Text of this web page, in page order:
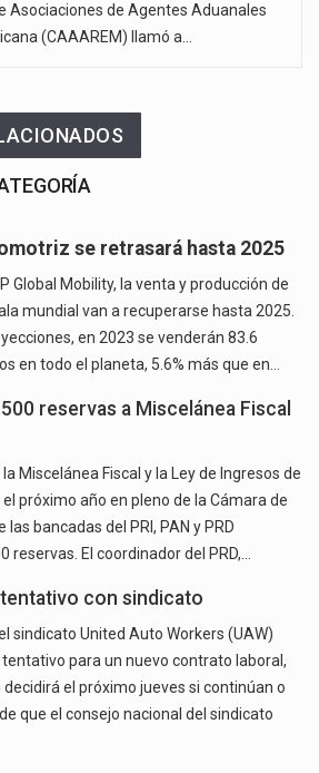
Asociaciones de Agentes Aduanales
(CAAAREM) llamó a…
se retrasará hasta 2025
Global Mobility, la venta y producción de
mundial van a recuperarse hasta 2025.
en 2023 se venderán 83.6
en todo el planeta, 5.6% más que en…
reservas a Miscelánea Fiscal
Miscelánea Fiscal y la Ley de Ingresos de
el próximo año en pleno de la Cámara de
las bancadas del PRI, PAN y PRD
El coordinador del PRD,…
con sindicato
sindicato United Auto Workers (UAW)
para un nuevo contrato laboral,
el próximo jueves si continúan o
que el consejo nacional del sindicato